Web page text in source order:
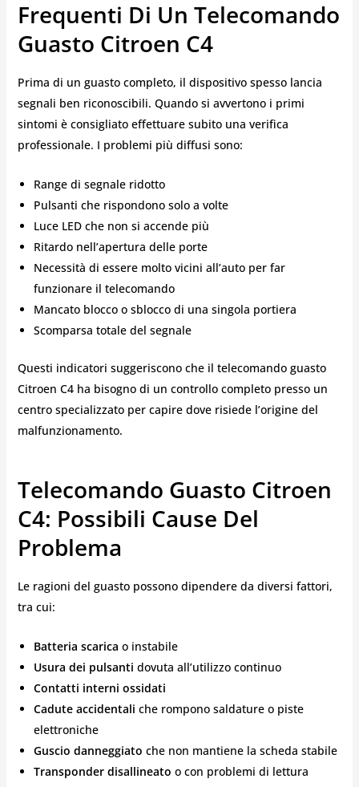
Frequenti Di Un Telecomando
Guasto Citroen C4
Prima di un guasto completo, il dispositivo spesso lancia
segnali ben riconoscibili. Quando si avvertono i primi
sintomi è consigliato effettuare subito una verifica
professionale. I problemi più diffusi sono:
Range di segnale ridotto
Pulsanti che rispondono solo a volte
Luce LED che non si accende più
Ritardo nell’apertura delle porte
Necessità di essere molto vicini all’auto per far
funzionare il telecomando
Mancato blocco o sblocco di una singola portiera
Scomparsa totale del segnale
Questi indicatori suggeriscono che il telecomando guasto
Citroen C4 ha bisogno di un controllo completo presso un
centro specializzato per capire dove risiede l’origine del
malfunzionamento.
Telecomando Guasto Citroen
C4: Possibili Cause Del
Problema
Le ragioni del guasto possono dipendere da diversi fattori,
tra cui:
Batteria scarica o instabile
Usura dei pulsanti dovuta all’utilizzo continuo
Contatti interni ossidati
Cadute accidentali che rompono saldature o piste
elettroniche
Guscio danneggiato che non mantiene la scheda stabile
Transponder disallineato o con problemi di lettura